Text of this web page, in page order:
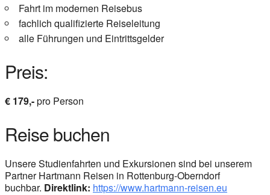
Fahrt im modernen Reisebus
fachlich qualifizierte Reiseleitung
alle Führungen und Eintrittsgelder
Preis:
€ 179,-pro Person
Reise buchen
Unsere Studienfahrten und Exkursionen sind bei unserem
Partner Hartmann Reisen in Rottenburg-Oberndorf
buchbar. Direktlink: https://www.hartmann-reisen.eu